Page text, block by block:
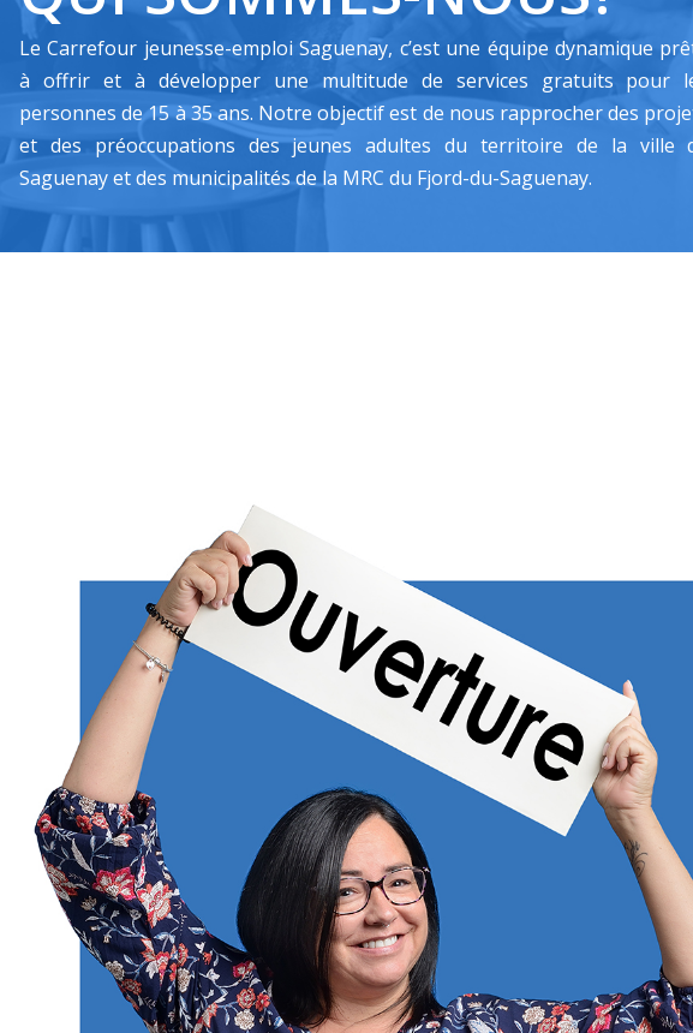
Le Carrefour jeunesse-emploi Saguenay, c’est une équipe dynamique
à offrir et à développer une multitude de services gratuits pour
personnes de 15 à 35 ans. Notre objectif est de nous rapprocher des
et des préoccupations des jeunes adultes du territoire de la ville
Saguenay et des municipalités de la MRC du Fjord-du-Saguenay.